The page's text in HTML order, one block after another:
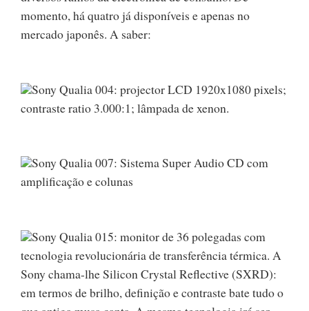
momento, há quatro já disponíveis e apenas no
mercado japonês. A saber:
Sony Qualia 004: projector LCD 1920x1080 pixels;
contraste ratio 3.000:1; lâmpada de xenon.
Sony Qualia 007: Sistema Super Audio CD com
amplificação e colunas
Sony Qualia 015: monitor de 36 polegadas com
tecnologia revolucionária de transferência térmica. A
Sony chama-lhe Silicon Crystal Reflective (SXRD):
em termos de brilho, definição e contraste bate tudo o